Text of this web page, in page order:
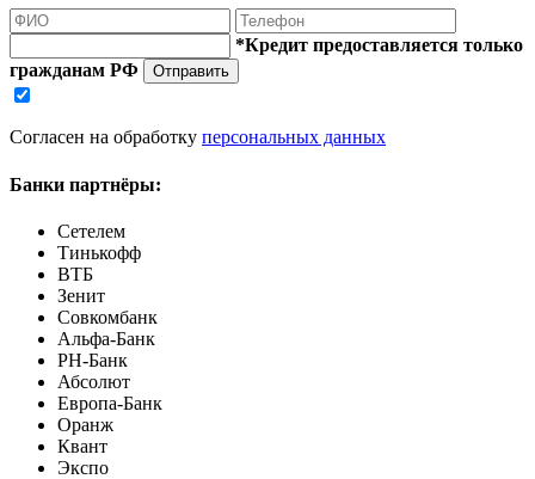
*Кредит предоставляется только
гражданам РФ
Отправить
Согласен на обработку персональных данных
Банки партнёры:
Сетелем
Тинькофф
ВТБ
Зенит
Совкомбанк
Альфа-Банк
РН-Банк
Абсолют
Европа-Банк
Оранж
Квант
Экспо